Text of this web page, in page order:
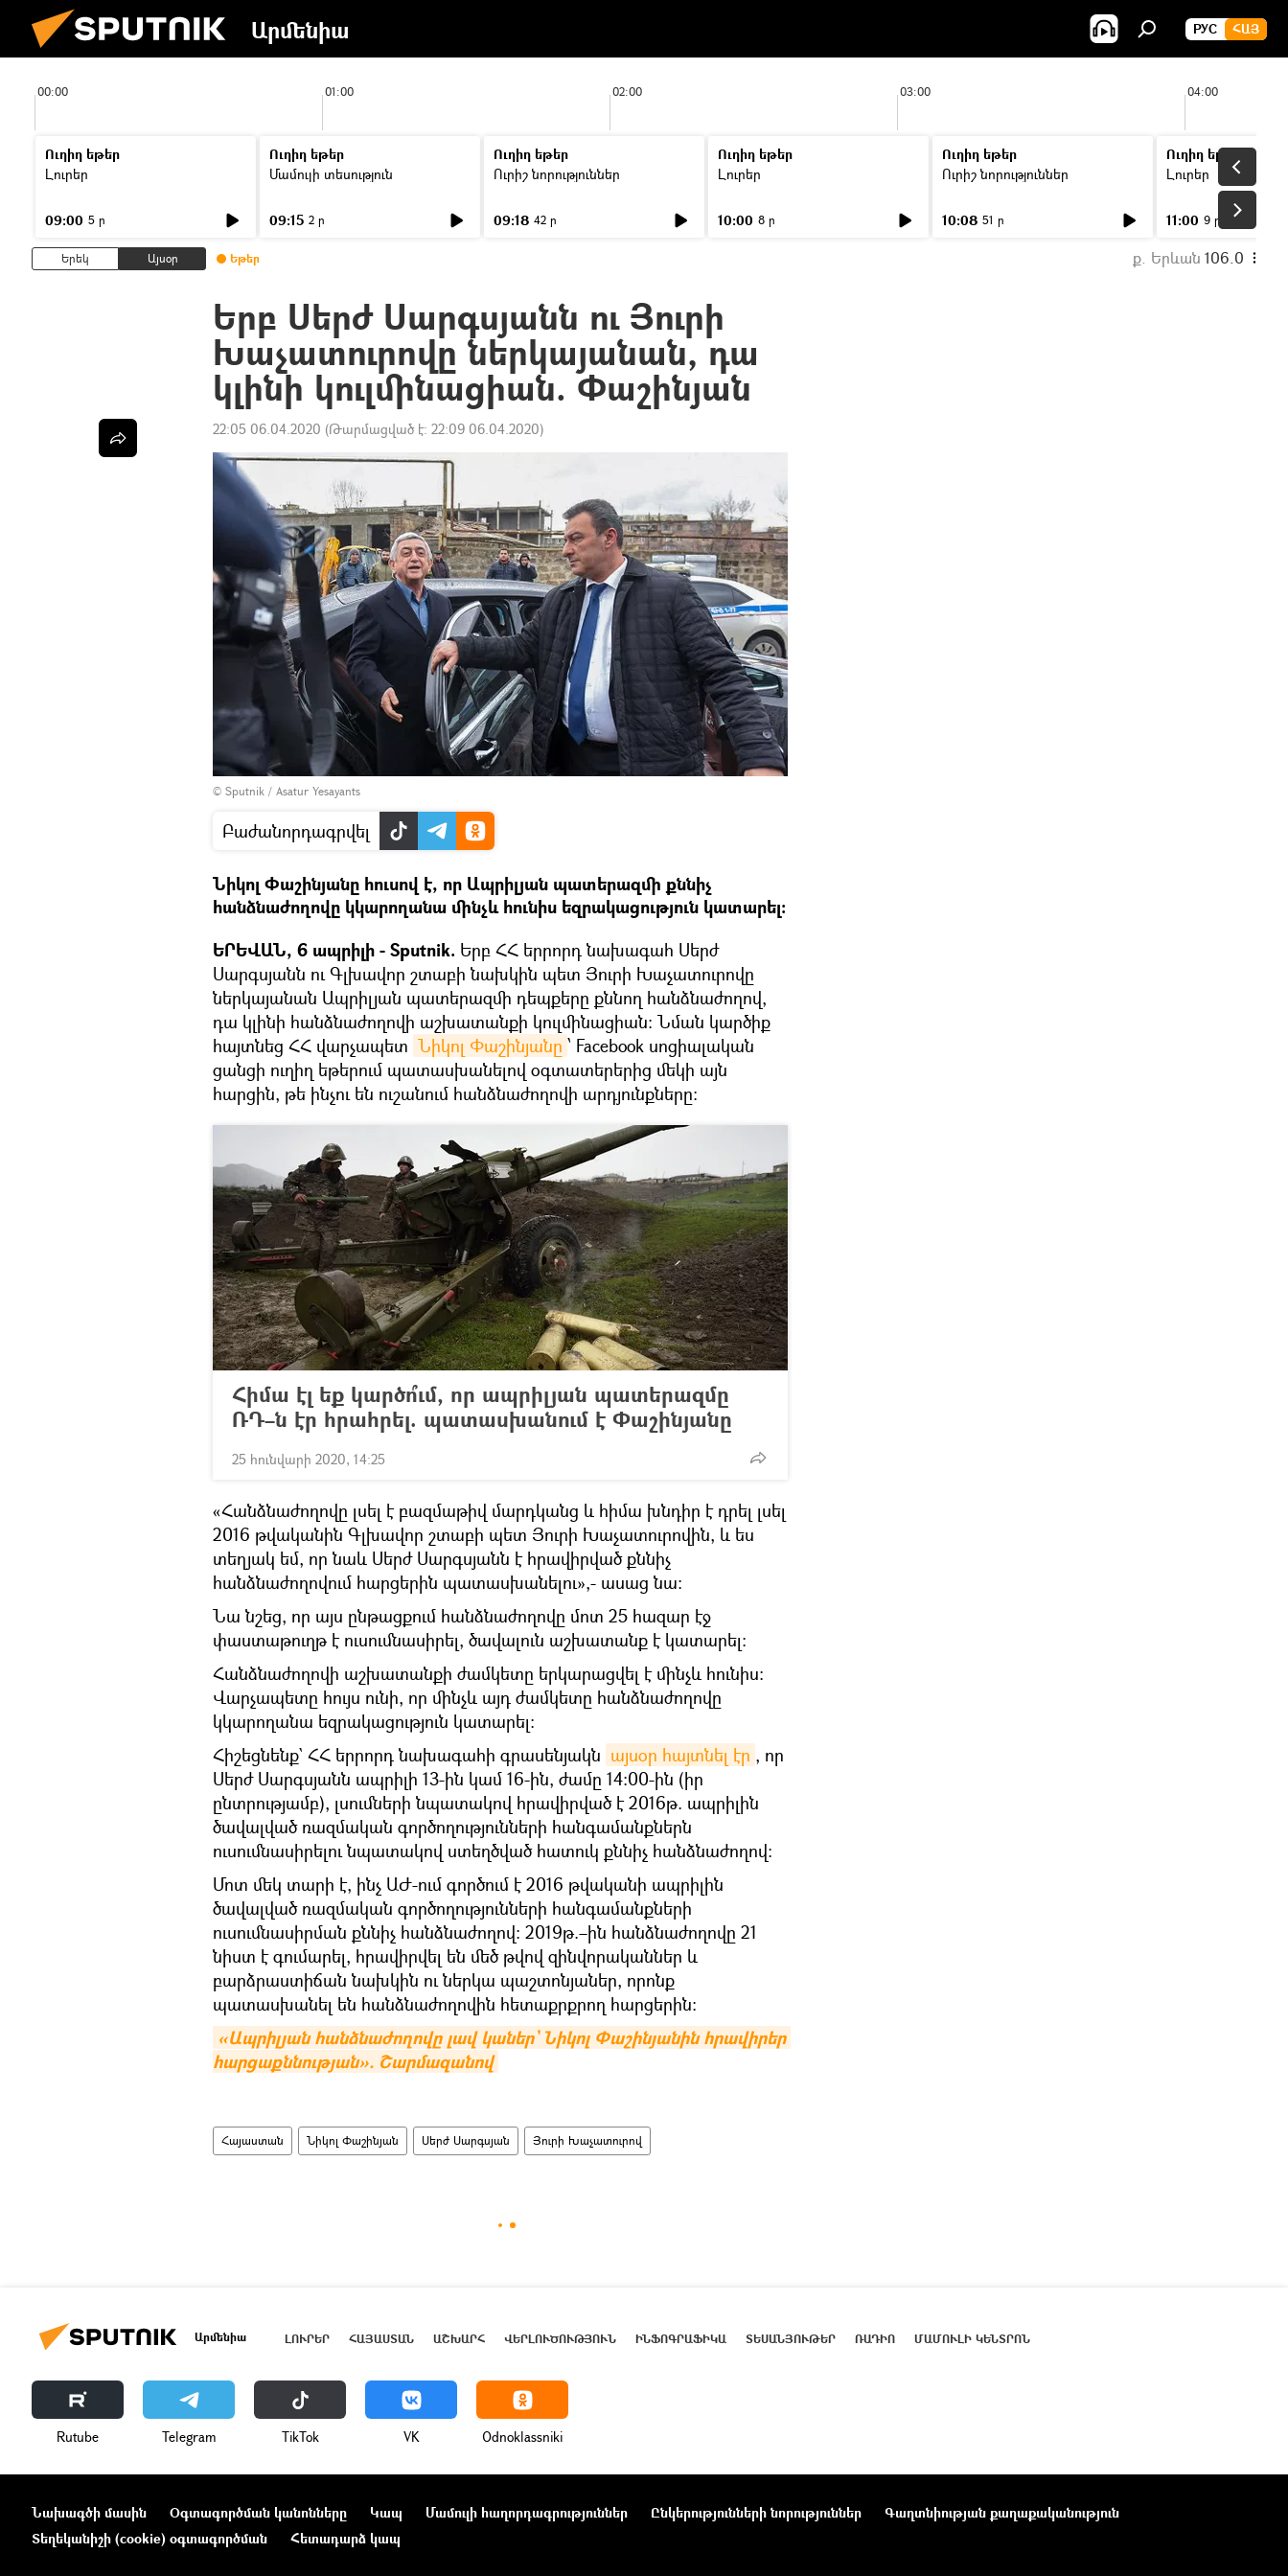
Արմենիա РУС ՀԱՅ
00:00 01:00 02:00 03:00 04:00
Ուղիղ եթեր
Լուրեր
09:00 5 ր
Ուղիղ եթեր
Մամուլի տեսություն
09:15 2 ր
Ուղիղ եթեր
Ուրիշ նորություններ
09:18 42 ր
Ուղիղ եթեր
Լուրեր
10:00 8 ր
Ուղիղ եթեր
Ուրիշ նորություններ
10:08 51 ր
Ուղիղ եթեր
Լուրեր
11:00 9 ր
Երեկ Այսօր Եթեր ք. Երևան 106.0
Երբ Սերժ Սարգսյանն ու Յուրի
Խաչատուրովը ներկայանան, դա
կլինի կուլմինացիան. Փաշինյան
22:05 06.04.2020 (Թարմացված է: 22:09 06.04.2020)
© Sputnik / Asatur Yesayants
Բաժանորդագրվել
Նիկոլ Փաշինյանը հուսով է, որ Ապրիլյան պատերազմի քննիչ
հանձնաժողովը կկարողանա մինչև հունիս եզրակացություն կատարել։
ԵՐԵՎԱՆ, 6 ապրիլի - Sputnik. Երբ ՀՀ երրորդ նախագահ Սերժ
Սարգսյանն ու Գլխավոր շտաբի նախկին պետ Յուրի Խաչատուրովը
ներկայանան Ապրիլյան պատերազմի դեպքերը քննող հանձնաժողով,
դա կլինի հանձնաժողովի աշխատանքի կուլմինացիան։ Նման կարծիք
հայտնեց ՀՀ վարչապետ Նիկոլ Փաշինյանը ՝ Facebook սոցիալական
ցանցի ուղիղ եթերում պատասխանելով օգտատերերից մեկի այն
հարցին, թե ինչու են ուշանում հանձնաժողովի արդյունքները։
Հիմա էլ եք կարծո՞ւմ, որ ապրիլյան պատերազմը
ՌԴ–ն էր հրահրել. պատասխանում է Փաշինյանը
25 հունվարի 2020, 14:25
«Հանձնաժողովը լսել է բազմաթիվ մարդկանց և հիմա խնդիր է դրել լսել
2016 թվականին Գլխավոր շտաբի պետ Յուրի Խաչատուրովին, և ես
տեղյակ եմ, որ նաև Սերժ Սարգսյանն է հրավիրված քննիչ
հանձնաժողովում հարցերին պատասխանելու»,- ասաց նա։
Նա նշեց, որ այս ընթացքում հանձնաժողովը մոտ 25 հազար էջ
փաստաթուղթ է ուսումնասիրել, ծավալուն աշխատանք է կատարել։
Հանձնաժողովի աշխատանքի ժամկետը երկարացվել է մինչև հունիս։
Վարչապետը հույս ունի, որ մինչև այդ ժամկետը հանձնաժողովը
կկարողանա եզրակացություն կատարել։
Հիշեցնենք` ՀՀ երրորդ նախագահի գրասենյակն այսօր հայտնել էր , որ
Սերժ Սարգսյանն ապրիլի 13-ին կամ 16-ին, ժամը 14:00-ին (իր
ընտրությամբ), լսումների նպատակով հրավիրված է 2016թ. ապրիլին
ծավալված ռազմական գործողությունների հանգամանքներն
ուսումնասիրելու նպատակով ստեղծված հատուկ քննիչ հանձնաժողով։
Մոտ մեկ տարի է, ինչ ԱԺ-ում գործում է 2016 թվականի ապրիլին
ծավալված ռազմական գործողությունների հանգամանքների
ուսումնասիրման քննիչ հանձնաժողով։ 2019թ.–ին հանձնաժողովը 21
նիստ է գումարել, հրավիրվել են մեծ թվով զինվորականներ և
բարձրաստիճան նախկին ու ներկա պաշտոնյաներ, որոնք
պատասխանել են հանձնաժողովին հետաքրքրող հարցերին։
«Ապրիլյան հանձնաժողովը լավ կաներ` Նիկոլ Փաշինյանին հրավիրեր
հարցաքննության». Շարմազանով
Հայաստան Նիկոլ Փաշինյան Սերժ Սարգսյան Յուրի Խաչատուրով
Արմենիա ԼՈՒՐԵՐ ՀԱՅԱՍՏԱՆ ԱՇԽԱՐՀ ՎԵՐԼՈՒԾՈՒԹՅՈՒՆ ԻՆՖՈԳՐԱՖԻԿԱ ՏԵՍԱՆՅՈՒԹԵՐ ՌԱԴԻՈ ՄԱՄՈՒԼԻ ԿԵՆՏՐՈՆ
Rutube Telegram ТikТоk VK Odnoklassniki
Նախագծի մասին Օգտագործման կանոնները Կապ Մամուլի հաղորդագրություններ Ընկերությունների նորություններ
Գաղտնիության քաղաքականություն
Տեղեկանիշի (cookie) օգտագործման
Հետադարձ կապ